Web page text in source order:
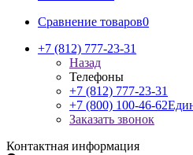
Сравнение товаров0
+7 (812) 777-23-31
Назад
Телефоны
+7 (812) 777-23-31
+7 (800) 100-46-62
Заказать звонок
Контактная информация